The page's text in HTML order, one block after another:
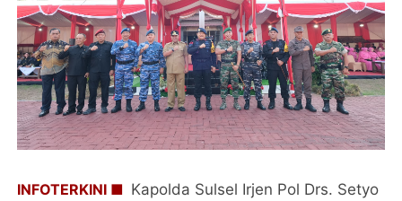
INFOTERKINI ■ Kapolda Sulsel Irjen Pol Drs. Setyo